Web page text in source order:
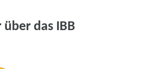
über das IBB